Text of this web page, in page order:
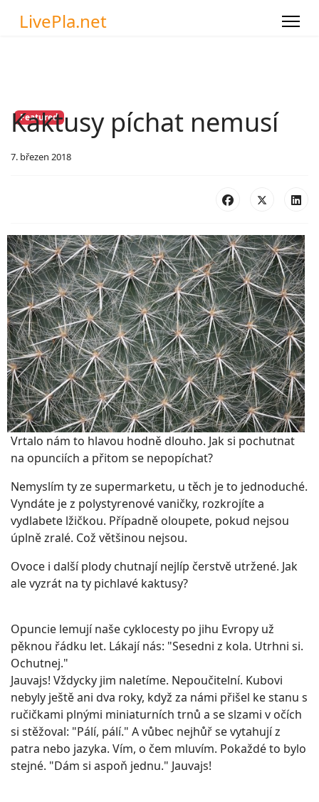
LivePla.net
Featured
Kaktusy píchat nemusí
7. březen 2018
Vrtalo nám to hlavou hodně dlouho. Jak si pochutnat
na opunciích a přitom se nepopíchat?
Nemyslím ty ze supermarketu, u těch je to jednoduché.
Vyndáte je z polystyrenové vaničky, rozkrojíte a
vydlabete lžičkou. Případně oloupete, pokud nejsou
úplně zralé. Což většinou nejsou.
Ovoce i další plody chutnají nejlíp čerstvě utržené. Jak
ale vyzrát na ty pichlavé kaktusy?
Opuncie lemují naše cyklocesty po jihu Evropy už
pěknou řádku let. Lákají nás: "Sesedni z kola. Utrhni si.
Ochutnej."
Jauvajs! Vždycky jim naletíme. Nepoučitelní. Kubovi
nebyly ještě ani dva roky, když za námi přišel ke stanu s
ručičkami plnými miniaturních trnů a se slzami v očích
si stěžoval: "Pálí, pálí." A vůbec nejhůř se vytahují z
patra nebo jazyka. Vím, o čem mluvím. Pokaždé to bylo
stejné. "Dám si aspoň jednu." Jauvajs!